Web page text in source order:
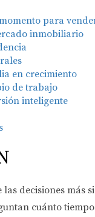
para
inmobiliario
en crecimiento
de trabajo
inteligente
las decisiones
cuánto